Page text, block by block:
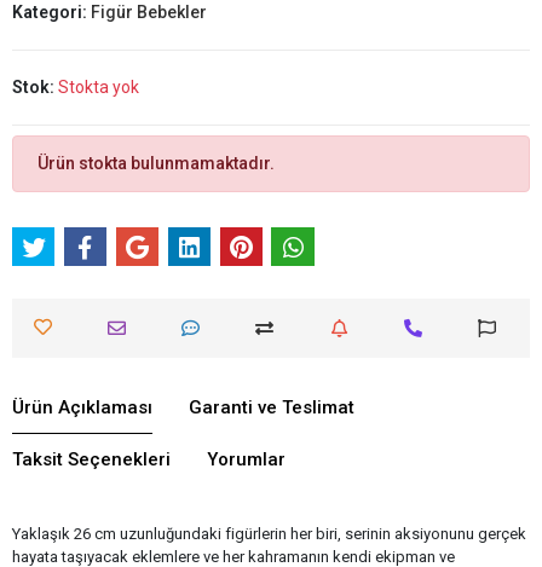
Kategori: Figür Bebekler
Stok: Stokta yok
Ürün stokta bulunmamaktadır.
Ürün Açıklaması Garanti ve Teslimat
Taksit Seçenekleri Yorumlar
Yaklaşık 26 cm uzunluğundaki figürlerin her biri, serinin aksiyonunu gerçek
hayata taşıyacak eklemlere ve her kahramanın kendi ekipman ve